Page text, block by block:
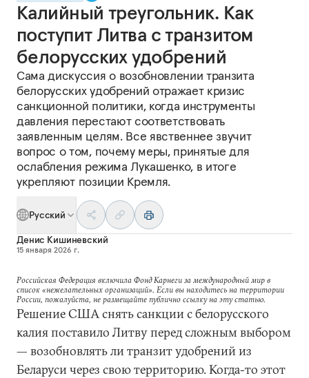
Калийный треугольник. Как
поступит Литва с транзитом
белорусских удобрений
Сама дискуссия о возобновлении транзита
белорусских удобрений отражает кризис
санкционной политики, когда инструменты
давления перестают соответствовать
заявленным целям. Все явственнее звучит
вопрос о том, почему меры, принятые для
ослабления режима Лукашенко, в итоге
укрепляют позиции Кремля.
Русский
Денис Кишиневский
15 января 2026 г.
Российская Федерация включила Фонд Карнеги за международный мир в
список «нежелательных организаций». Если вы находитесь на территории
России, пожалуйста, не размещайте публично ссылку на эту статью.
Решение США снять санкции с белорусского
калия поставило Литву перед сложным выбором
— возобновлять ли транзит удобрений из
Беларуси через свою территорию. Когда-то этот